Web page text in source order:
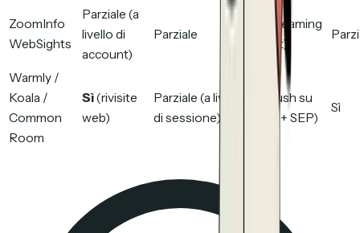
ZoomInfo
WebSights
Parziale (a
livello di
account)
Parziale
Sì (Streaming
Intent)
Warmly /
Koala /
Common
Room
Sì(rivisite
web)
Parziale (a livello
di sessione)
(push su
Slack + SEP)
Sì